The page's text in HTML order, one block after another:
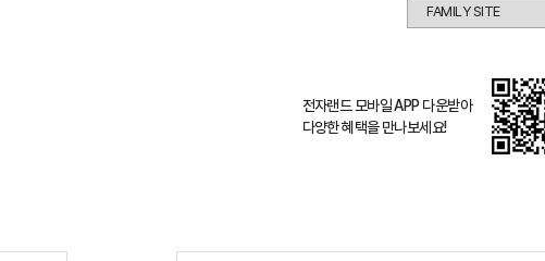
전자랜드 모바일 APP 다운받아
다양한 혜택을 만나보세요!